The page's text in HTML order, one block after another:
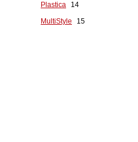
Plastica
14
MultiStyle
15